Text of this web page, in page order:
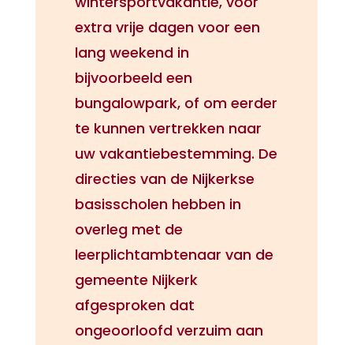
extra vrije dagen voor een
lang weekend in
bijvoorbeeld een
bungalowpark, of om eerder
te kunnen vertrekken naar
uw vakantiebestemming. De
directies van de Nijkerkse
basisscholen hebben in
overleg met de
leerplichtambtenaar van de
gemeente Nijkerk
afgesproken dat
ongeoorloofd verzuim aan